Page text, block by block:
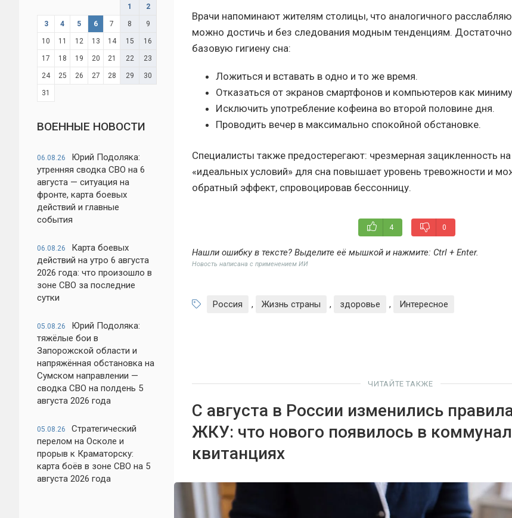
1 2
3 4 5 6 7 8 9
10 11 12 13 14 15 16
17 18 19 20 21 22 23
24 25 26 27 28 29 30
31
ВОЕННЫЕ НОВОСТИ
06.08.26
Юрий Подоляка:
утренняя сводка СВО на 6
августа — ситуация на
фронте, карта боевых
действий и главные
события
06.08.26
Карта боевых
действий на утро 6 августа
2026 года: что произошло в
зоне СВО за последние
сутки
05.08.26
Юрий Подоляка:
тяжёлые бои в
Запорожской области и
напряжённая обстановка на
Сумском направлении —
сводка СВО на полдень 5
августа 2026 года
05.08.26
Стратегический
перелом на Осколе и
прорыв к Краматорску:
карта боёв в зоне СВО на 5
августа 2026 года
Врачи напоминают жителям столицы, что аналогичного
можно достичь и без следования модным тенденциям.
базовую гигиену сна:
Ложиться и вставать в одно и то же время.
Отказаться от экранов смартфонов и компьютеров как
Исключить употребление кофеина во второй половине дня.
Проводить вечер в максимально спокойной обстановке.
Специалисты также предостерегают: чрезмерная зацикленность
«идеальных условий» для сна повышает уровень тревожности и
обратный эффект, спровоцировав бессонницу.
4 0
Нашли ошибку в тексте? Выделите её мышкой и нажмите: Ctrl + Enter.
Новость написана с применением ИИ
Россия , Жизнь страны , здоровье , Интересное
ЧИТАЙТЕ ТАКЖЕ
С августа в России изменились
ЖКУ: что нового появилось в
квитанциях